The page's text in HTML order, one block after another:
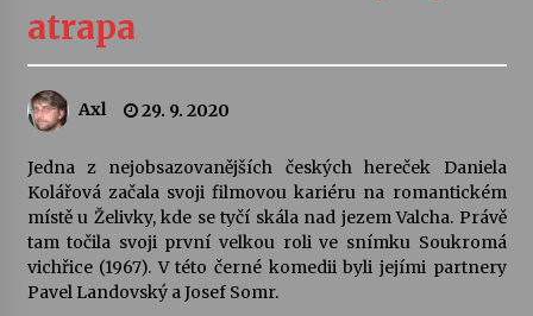
šedesátka: 28. 7.–1. 8. 2026
Letní koncerty ve Stromovce: Kolchoz a
Jenakaši
28. 7. 2026
atrapa
Axl 29. 9. 2020
Jedna z nejobsazovanějších českých hereček Daniela
Kolářová začala svoji filmovou kariéru na romantickém
místě u Želivky, kde se tyčí skála nad jezem Valcha. Právě
tam točila svoji první velkou roli ve snímku Soukromá
vichřice (1967). V této černé komedii byli jejími partnery
Pavel Landovský a Josef Somr.